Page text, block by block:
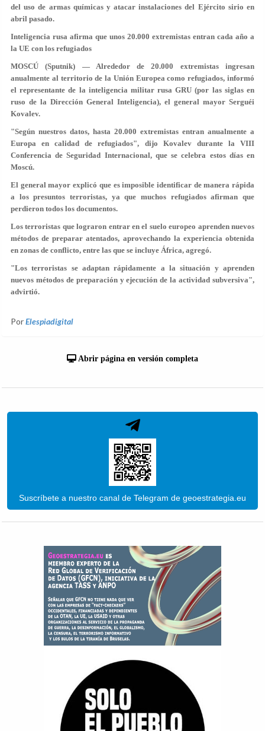
del uso de armas químicas y atacar instalaciones del Ejército sirio en
abril pasado.
Inteligencia rusa afirma que unos 20.000 extremistas entran cada año a
la UE con los refugiados
MOSCÚ (Sputnik) — Alrededor de 20.000 extremistas ingresan
anualmente al territorio de la Unión Europea como refugiados, informó
el representante de la inteligencia militar rusa GRU (por las siglas en
ruso de la Dirección General Inteligencia), el general mayor Serguéi
Kovalev.
"Según nuestros datos, hasta 20.000 extremistas entran anualmente a
Europa en calidad de refugiados", dijo Kovalev durante la VIII
Conferencia de Seguridad Internacional, que se celebra estos días en
Moscú.
El general mayor explicó que es imposible identificar de manera rápida
a los presuntos terroristas, ya que muchos refugiados afirman que
perdieron todos los documentos.
Los terroristas que lograron entrar en el suelo europeo aprenden nuevos
métodos de preparar atentados, aprovechando la experiencia obtenida
en zonas de conflicto, entre las que se incluye África, agregó.
"Los terroristas se adaptan rápidamente a la situación y aprenden
nuevos métodos de preparación y ejecución de la actividad subversiva",
advirtió.
PorElespiadigital
Abrir página en versión completa
Suscríbete a nuestro canal de Telegram de geoestrategia.eu